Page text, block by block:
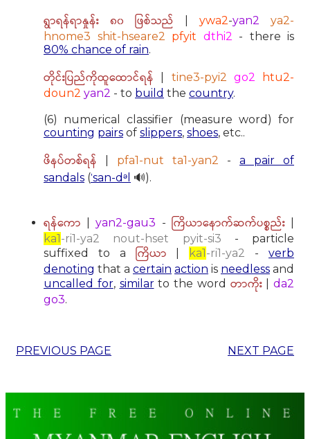
ရွာရန်ရာနှုန်း ၈၀ ဖြစ်သည် ywa2-yan2
ya2-
hnome3 shit-hseare2
pfyit dthi2 - there is
80% chance of rain.
တိုင်းပြည်ကိုထူထောင်ရန် tine3-pyi2 go2
htu2-
doun2 yan2 - to build the country.
(6) numerical classifier (measure word) for
counting pairs of slippers, shoes, etc..
ဖိနပ်တစ်ရန် pfa1-nut ta1-yan2 - a pair of
sandals (ˈsan-dᵊl 🔊).
ရန်ကော |yan2-gau3 - ကြိယာနောက်ဆက်ပစ္စည်း|
ka1-ri1-ya2 nout-hset pyit-si3 - particle
suffixed to a ကြိယာ ka1-ri1-ya2 -verb
denoting that a certain action is needless and
uncalled for, similarto the word တာကိုး| da2
go3.
PREVIOUS PAGE NEXT PAGE